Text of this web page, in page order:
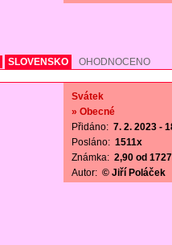
SLOVENSKO OHODNOCENO
Svátek
» Obecné
Přidáno: 7. 2. 2023 -
Posláno: 1511x
Známka: 2,90 od
Autor: © Jiří Poláček